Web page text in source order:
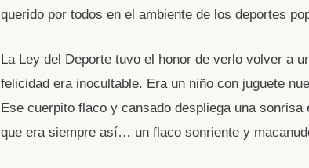
b
o
k
t
A
p
p
querido por todos en el ambiente de los deportes
La Ley del Deporte tuvo el honor de verlo volver a
felicidad era inocultable. Era un niño con juguete
Ese cuerpito flaco y cansado despliega una sonrisa
que era siempre así… un flaco sonriente y